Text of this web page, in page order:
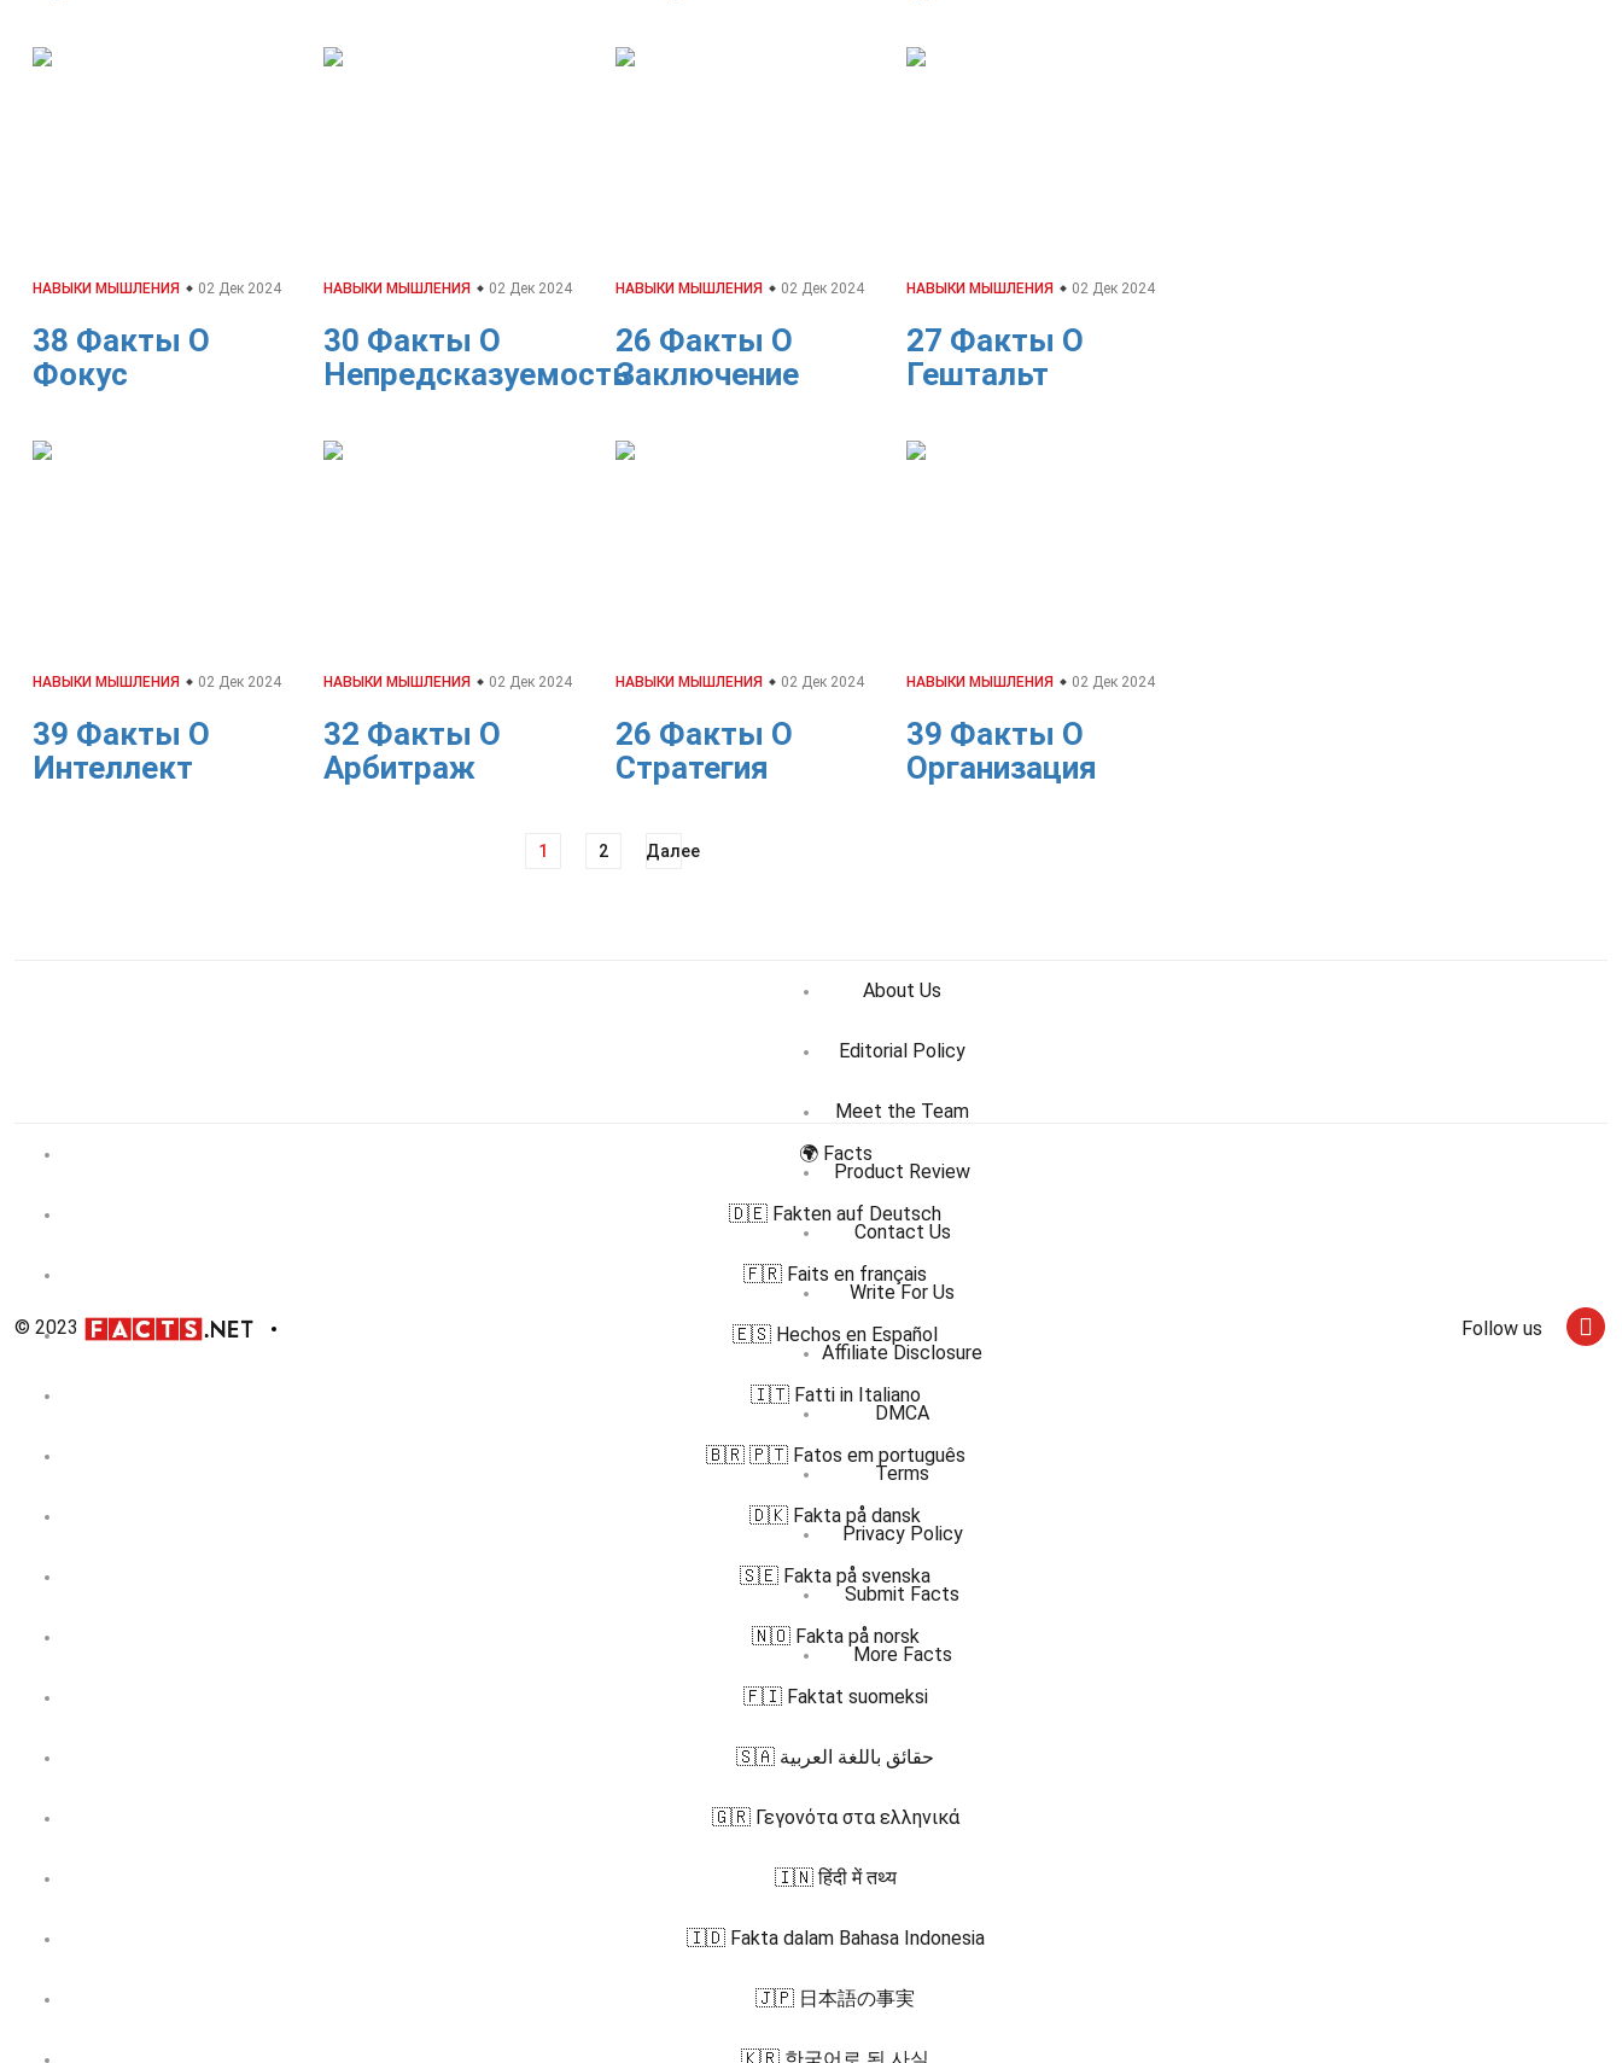
НАВЫКИ МЫШЛЕНИЯ 02 Дек 2024
38 Факты О
Фокус
НАВЫКИ МЫШЛЕНИЯ 02 Дек 2024
30 Факты О
Непредсказуемость
НАВЫКИ МЫШЛЕНИЯ 02 Дек 2024
26 Факты О
Заключение
НАВЫКИ МЫШЛЕНИЯ 02 Дек 2024
27 Факты О
Гештальт
НАВЫКИ МЫШЛЕНИЯ 02 Дек 2024
39 Факты О
Интеллект
НАВЫКИ МЫШЛЕНИЯ 02 Дек 2024
32 Факты О
Арбитраж
НАВЫКИ МЫШЛЕНИЯ 02 Дек 2024
26 Факты О
Стратегия
НАВЫКИ МЫШЛЕНИЯ 02 Дек 2024
39 Факты О
Организация
1 2 Далее
© 2023
About Us
Editorial Policy
Meet the Team
Product Review
Contact Us
Write For Us
Affiliate Disclosure
DMCA
Terms
Privacy Policy
Submit Facts
More Facts
Follow us
🌍 Facts
🇩🇪 Fakten auf Deutsch
🇫🇷 Faits en français
🇪🇸 Hechos en Español
🇮🇹 Fatti in Italiano
🇧🇷 🇵🇹 Fatos em português
🇩🇰 Fakta på dansk
🇸🇪 Fakta på svenska
🇳🇴 Fakta på norsk
🇫🇮 Faktat suomeksi
🇸🇦 حقائق باللغة العربية
🇬🇷 Γεγονότα στα ελληνικά
🇮🇳 हिंदी में तथ्य
🇮🇩 Fakta dalam Bahasa Indonesia
🇯🇵 日本語の事実